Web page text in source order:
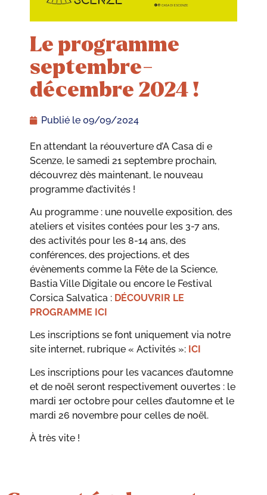
Le programme
septembre-
décembre 2024 !
Publié le 09/09/2024
En attendant la réouverture d’A Casa di e
Scenze, le samedi 21 septembre prochain,
découvrez dès maintenant, le nouveau
programme d’activités !
Au programme : une nouvelle exposition, des
ateliers et visites contées pour les 3-7 ans,
des activités pour les 8-14 ans, des
conférences, des projections, et des
évènements comme la Fête de la Science,
Bastia Ville Digitale ou encore le Festival
Corsica Salvatica : DÉCOUVRIR LE
PROGRAMME ICI
Les inscriptions se font uniquement via notre
site internet, rubrique « Activités »: ICI
Les inscriptions pour les vacances d’automne
et de noël seront respectivement ouvertes : le
mardi 1er octobre pour celles d’automne et le
mardi 26 novembre pour celles de noël.
À très vite !